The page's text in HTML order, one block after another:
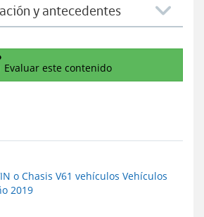
y antecedentes
Icono
Evaluar este contenido
o Chasis V61 vehículos Vehículos
2019